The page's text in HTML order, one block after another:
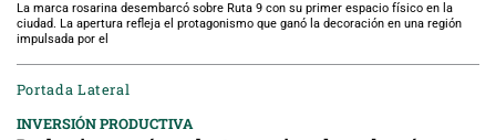
La marca rosarina desembarcó sobre Ruta 9 con su primer espacio físico en la
ciudad. La apertura refleja el protagonismo que ganó la decoración en una región
impulsada por el
Portada Lateral
INVERSIÓN PRODUCTIVA